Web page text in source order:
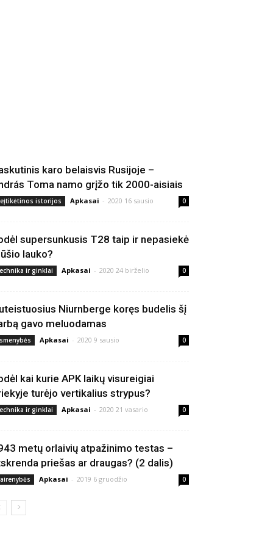
karo belaisvis Rusijoje –
Toma namo grįžo tik 2000-aisiais
istorijos Apkasai - 2020 16 sausio 0
supersunkusis T28 taip ir nepasiekė
lauko?
ir ginklai Apkasai - 2020 24 birželio 0
Niurnberge koręs budelis šį
gavo meluodamas
Apkasai - 2020 9 sausio 0
kai kurie APK laikų visureigiai
turėjo vertikalius strypus?
ir ginklai Apkasai - 2020 21 vasario 0
metų orlaivių atpažinimo testas –
priešas ar draugas? (2 dalis)
Apkasai - 2019 6 gruodžio 0